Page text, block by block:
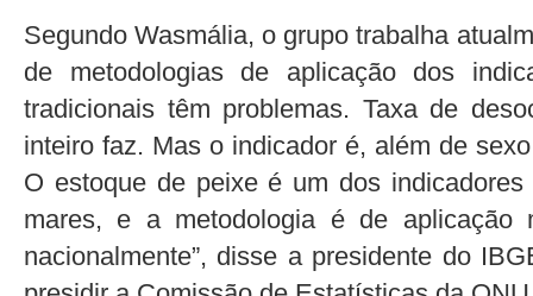
Segundo Wasmália, o grupo trabalha
de metodologias de aplicação dos
tradicionais têm problemas. Taxa de
inteiro faz. Mas o indicador é, além de
O estoque de peixe é um dos
mares, e a metodologia é de aplicação
nacionalmente”, disse a presidente do